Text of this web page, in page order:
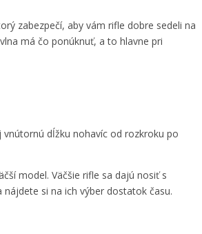
zabezpečí, aby vám rifle dobre sedeli na
má čo ponúknuť, a to hlavne pri
dĺžku nohavíc od rozkroku po
model. Väčšie rifle sa dajú nosiť s
si na ich výber dostatok času.